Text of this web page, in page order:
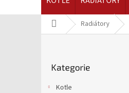
Domů Radiátory
kategorie
Kategorie
Kotle